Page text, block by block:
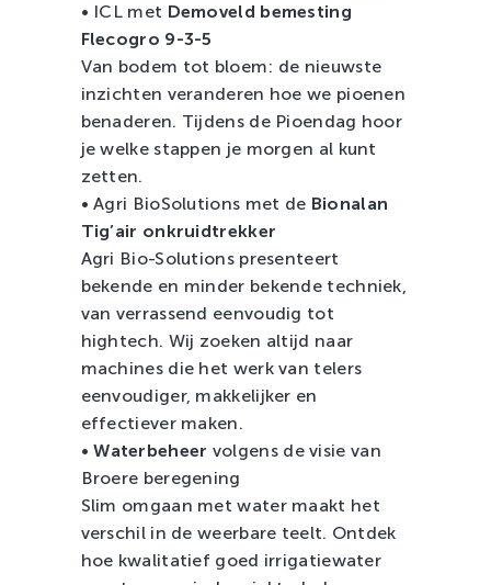
• ICL met Demoveld bemesting
Flecogro 9-3-5
Van bodem tot bloem: de nieuwste
inzichten veranderen hoe we pioenen
benaderen. Tijdens de Pioendag hoor
je welke stappen je morgen al kunt
zetten.
• Agri BioSolutions met de Bionalan
Tig’air onkruidtrekker
Agri Bio-Solutions presenteert
bekende en minder bekende techniek,
van verrassend eenvoudig tot
hightech. Wij zoeken altijd naar
machines die het werk van telers
eenvoudiger, makkelijker en
effectiever maken.
•Waterbeheer volgens de visie van
Broere beregening
Slim omgaan met water maakt het
verschil in de weerbare teelt. Ontdek
hoe kwalitatief goed irrigatiewater